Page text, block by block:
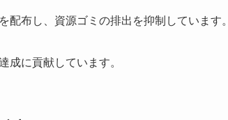
配布し、資源ゴミの排出を抑制しています。
成に貢献しています。